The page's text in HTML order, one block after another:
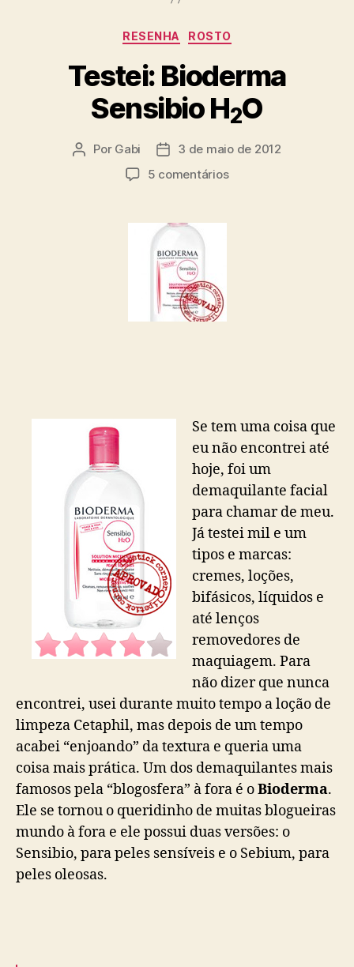
Categorias
RESENHA ROSTO
Testei: Bioderma
Sensibio H2O
Autor
Por Gabi
Data3 de maio de 2012
5 comentáriosem
Se tem uma coisa que
eu não encontrei até
hoje, foi um
demaquilante facial
para chamar de meu.
Já testei mil e um
tipos e marcas:
cremes, loções,
bifásicos, líquidos e
até lenços
removedores de
maquiagem. Para
não dizer que nunca
encontrei, usei durante muito tempo a loção de
limpeza Cetaphil, mas depois de um tempo
acabei “enjoando” da textura e queria uma
coisa mais prática. Um dos demaquilantes mais
famosos pela “blogosfera” à fora é oBioderma.
Ele se tornou o queridinho de muitas blogueiras
mundo à fora e ele possui duas versões: o
Sensibio, para peles sensíveis e o Sebium, para
peles oleosas.